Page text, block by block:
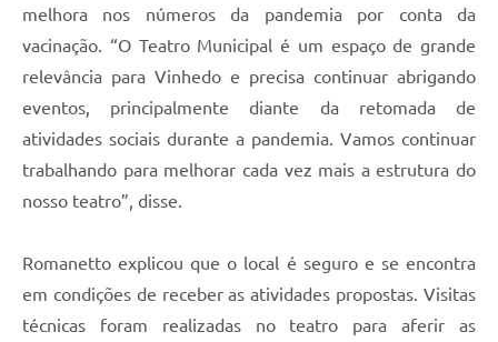
melhora nos números da pandemia por conta da
vacinação. “O Teatro Municipal é um espaço de grande
relevância para Vinhedo e precisa continuar abrigando
eventos, principalmente diante da retomada de
atividades sociais durante a pandemia. Vamos continuar
trabalhando para melhorar cada vez mais a estrutura do
nosso teatro”, disse.
Romanetto explicou que o local é seguro e se encontra
em condições de receber as atividades propostas. Visitas
técnicas foram realizadas no teatro para aferir as